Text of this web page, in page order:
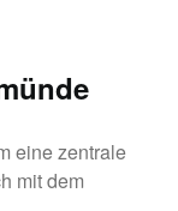
eine zentrale
mit dem